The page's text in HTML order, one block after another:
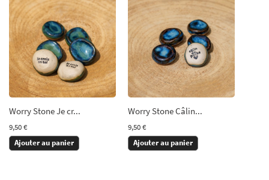
Worry Stone Je cr...
9,50 €
Ajouter au panier
Worry Stone Câlin...
9,50 €
Ajouter au panier